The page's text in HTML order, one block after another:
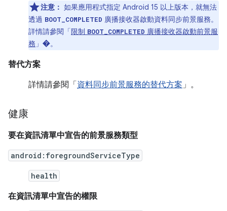
注意： 如果應用程式指定 Android 15 以上版本，就無法
透過 BOOT_COMPLETED 廣播接收器啟動資料同步前景服務。
詳情請參閱「限制 BOOT_COMPLETED 廣播接收器啟動前景服
務 」 �。
替代方案
詳情請參閱「 資料同步前景服務的替代方案」。
健康
要在資訊清單中宣告的前景服務類型
android:foregroundServiceType
health
在資訊清單中宣告的權限